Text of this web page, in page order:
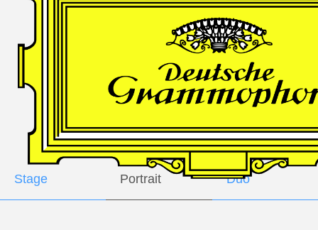
Baritone
Daniel Heide,
Piano
GALLERY
Stage Portrait Duo